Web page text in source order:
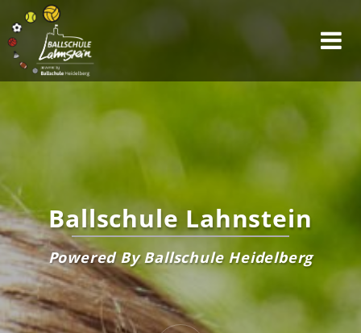
Ballschule Lahnstein
Powered By Ballschule Heidelberg